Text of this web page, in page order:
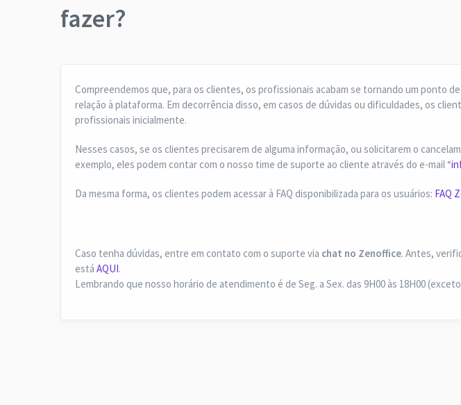
fazer?
Compreendemos que, para os clientes, os profissionais acabam se tornando um ponto
relação à plataforma. Em decorrência disso, em casos de dúvidas ou dificuldades, os
profissionais inicialmente.
Nesses casos, se os clientes precisarem de alguma informação, ou solicitarem o
exemplo, eles podem contar com o nosso time de suporte ao cliente através do e-mail “
Da mesma forma, os clientes podem acessar à FAQ disponibilizada para os usuários: FAQ
Caso tenha dúvidas, entre em contato com o suporte via chat no Zenoffice. Antes,
está AQUI.
Lembrando que nosso horário de atendimento é de Seg. a Sex. das 9H00 às 18H00